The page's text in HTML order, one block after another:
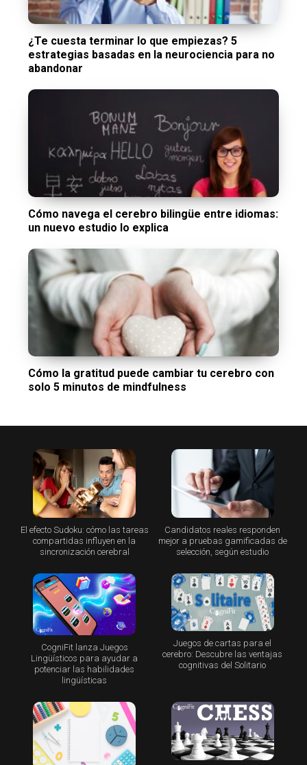
¿Te cuesta terminar lo que empiezas? 5
estrategias basadas en la neurociencia para no
abandonar
Cómo navega el cerebro bilingüe entre idiomas:
un nuevo estudio lo explica
Cómo la gratitud puede cambiar tu cerebro con
solo 5 minutos de mindfulness
El efecto Sudoku: cómo las tareas
compartidas influyen en la
sincronización cerebral
Candidatos reales responden
mejor a pruebas gamificadas de
selección, según estudio
CogniFit lanza Juegos
Lingüísticos para ayudar a
potenciar las habilidades
lingüísticas
Juegos de cartas para el
cerebro: Descubre las ventajas
cognitivas del Solitario